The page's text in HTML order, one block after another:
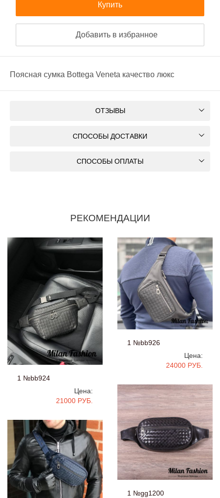
Купить
Добавить в избранное
Поясная сумка Bottega Veneta качество люкс
ОТЗЫВЫ
СПОСОБЫ ДОСТАВКИ
СПОСОБЫ ОПЛАТЫ
РЕКОМЕНДАЦИИ
1 №bb924
Цена:
21000 РУБ.
1 №bb926
Цена:
24000 РУБ.
1 №gg1200